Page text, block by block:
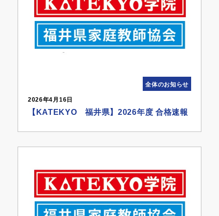
全体のお知らせ
2026年4月16日
【KATEKYO 福井県】2026年度 合格速報